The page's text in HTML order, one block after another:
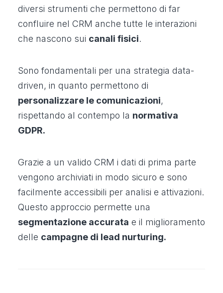
diversi strumenti che permettono di far
confluire nel CRM anche tutte le interazioni
che nascono sui canali fisici.
Sono fondamentali per una strategia data-
driven, in quanto permettono di
personalizzare le comunicazioni,
rispettando al contempo la normativa
GDPR.
Grazie a un valido CRM i dati di prima parte
vengono archiviati in modo sicuro e sono
facilmente accessibili per analisi e attivazioni.
Questo approccio permette una
segmentazione accurata e il miglioramento
delle campagne di lead nurturing.